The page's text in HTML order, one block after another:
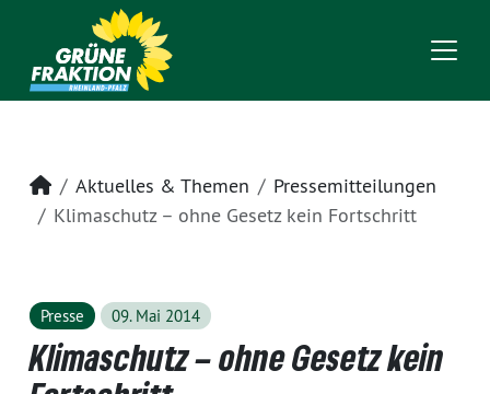
Startseite
Aktuelles & Themen
Pressemitteilungen
Klimaschutz – ohne Gesetz kein Fortschritt
Presse 09. Mai 2014
Klimaschutz – ohne Gesetz kein